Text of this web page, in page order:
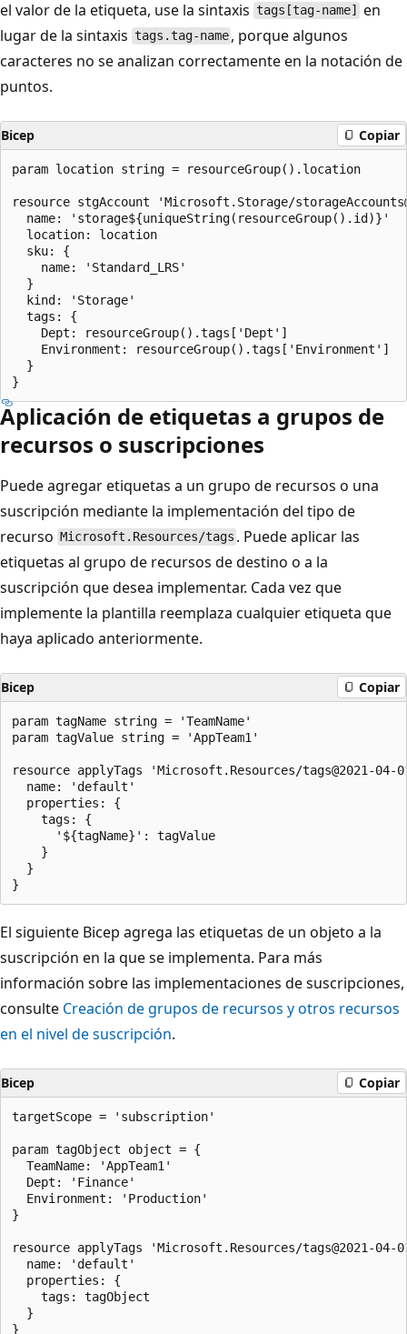
el valor de la etiqueta, use la sintaxis tags[tag-name]
en
lugar de la sintaxis tags.tag-name , porque algunos
caracteres no se analizan correctamente en la notación de
puntos.
Bicep Copiar
param location string = resourceGroup().location
resource stgAccount 'Microsoft.Storage/
  name: 'storage${uniqueString(resourceGroup().id)}'
  location: location
  sku: {
    name: 'Standard_LRS'
  }
  kind: 'Storage'
  tags: {
    Dept: resourceGroup().tags['Dept']
    Environment: resourceGroup().tags['Environment']
  }
Aplicación de etiquetas a grupos de
recursos o suscripciones
Puede agregar etiquetas a un grupo de recursos o una
suscripción mediante la implementación del tipo de
recurso Microsoft.Resources/tags . Puede aplicar las
etiquetas al grupo de recursos de destino o a la
suscripción que desea implementar. Cada vez que
implemente la plantilla reemplaza cualquier etiqueta que
haya aplicado anteriormente.
Bicep Copiar
param tagName string = 'TeamName'
param tagValue string = 'AppTeam1'
resource applyTags 'Microsoft.Resources/tags@2021-
  name: 'default'
  properties: {
    tags: {
      '${tagName}': tagValue
    }
  }
El siguiente Bicep agrega las etiquetas de un objeto a la
suscripción en la que se implementa. Para más
información sobre las implementaciones de suscripciones,
consulte Creación de grupos de recursos y otros recursos
en el nivel de suscripción.
Bicep Copiar
targetScope = 'subscription'
param tagObject object = {
  TeamName: 'AppTeam1'
  Dept: 'Finance'
  Environment: 'Production'
}
resource applyTags 'Microsoft.Resources/tags@2021-
  name: 'default'
  properties: {
    tags: tagObject
  }